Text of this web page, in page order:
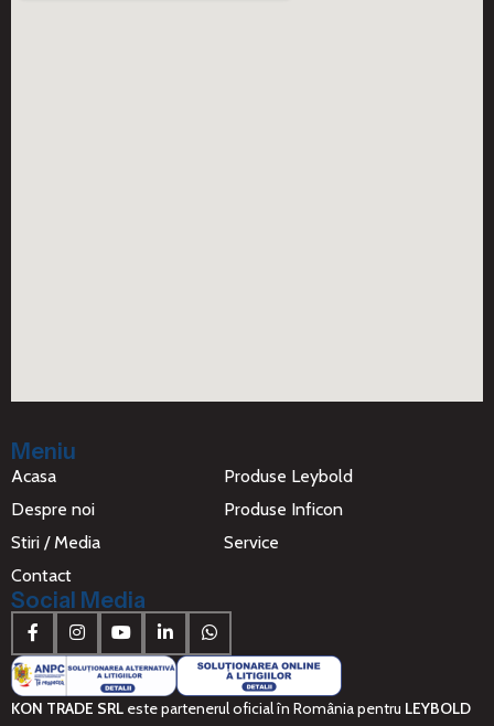
Meniu
Acasa
Despre noi
Stiri / Media
Contact
Produse Leybold
Produse Inficon
Service
Social Media
KON TRADE SRL este partenerul oficial în România pentru LEYBOLD